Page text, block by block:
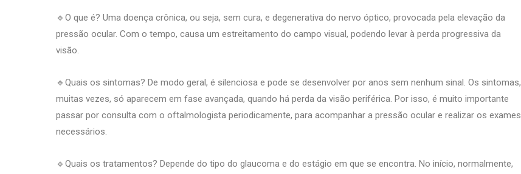
🔹O que é? Uma doença crônica, ou seja, sem cura, e degenerativa do nervo óptico, provocada pela elevação da
pressão ocular. Com o tempo, causa um estreitamento do campo visual, podendo levar à perda progressiva da
visão.
🔹Quais os sintomas? De modo geral, é silenciosa e pode se desenvolver por anos sem nenhum sinal. Os sintomas,
muitas vezes, só aparecem em fase avançada, quando há perda da visão periférica. Por isso, é muito importante
passar por consulta com o oftalmologista periodicamente, para acompanhar a pressão ocular e realizar os exames
necessários.
🔹Quais os tratamentos? Depende do tipo do glaucoma e do estágio em que se encontra. No início, normalmente,